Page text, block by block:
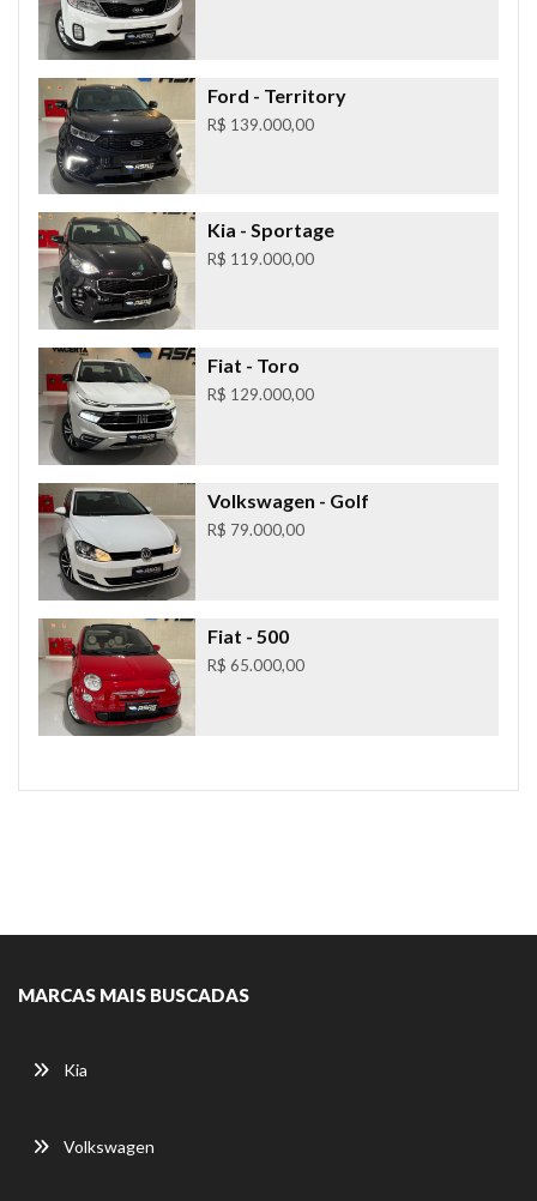
Ford - Territory
R$ 139.000,00
Kia - Sportage
R$ 119.000,00
Fiat - Toro
R$ 129.000,00
Volkswagen - Golf
R$ 79.000,00
Fiat - 500
R$ 65.000,00
MARCAS MAIS BUSCADAS
Kia
Volkswagen